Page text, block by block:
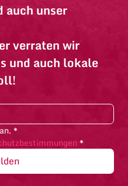
auch unser
verraten wir
und auch lokale
*
*